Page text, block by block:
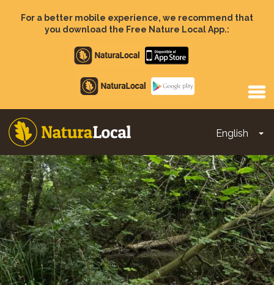
For a better mobile experience, we recommend that
you download the Free Nature Local App.:
Apple
store
Google
Play
English
Main
navigation